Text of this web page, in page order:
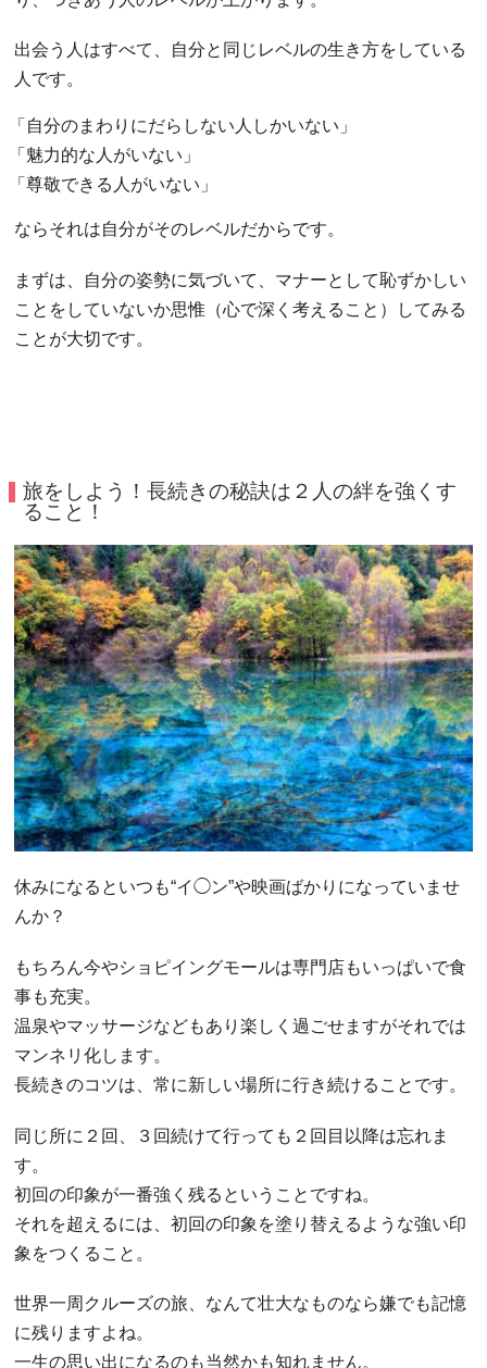
出会う人はすべて、自分と同じレベルの生き方をしている
人です。
「自分のまわりにだらしない人しかいない」
「魅力的な人がいない」
「尊敬できる人がいない」
ならそれは自分がそのレベルだからです。
まずは、自分の姿勢に気づいて、マナーとして恥ずかしい
ことをしていないか思惟（心で深く考えること）してみる
ことが大切です。
旅をしよう！長続きの秘訣は２人の絆を強くす
ること！
休みになるといつも“イ◯ン”や映画ばかりになっていませ
んか？
もちろん今やショピイングモールは専門店もいっぱいで食
事も充実。
温泉やマッサージなどもあり楽しく過ごせますがそれでは
マンネリ化します。
長続きのコツは、常に新しい場所に行き続けることです。
同じ所に２回、３回続けて行っても２回目以降は忘れま
す。
初回の印象が一番強く残るということですね。
それを超えるには、初回の印象を塗り替えるような強い印
象をつくること。
世界一周クルーズの旅、なんて壮大なものなら嫌でも記憶
に残りますよね。
一生の思い出になるのも当然かも知れません。